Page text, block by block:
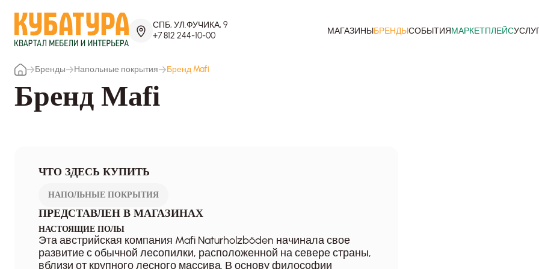
СПБ, УЛ.ФУЧИКА, 9
+7 812 244-10-00
МАГАЗИНЫБРЕНДЫСОБЫТИЯМАРКЕТПЛЕЙС
Бренды Напольные покрытия Бренд Mafi
Бренд Mafi
ЧТО ЗДЕСЬ КУПИТЬ
НАПОЛЬНЫЕ ПОКРЫТИЯ
ПРЕДСТАВЛЕН В МАГАЗИНАХ
НАСТОЯЩИЕ ПОЛЫ
Эта австрийская компания Mafi Naturholzböden начинала свое
развитие с обычной лесопилки, расположенной на севере страны,
вблизи от крупного лесного массива. В основу философии